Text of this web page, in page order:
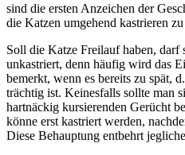
sind die ersten Anzeichen der
die Katzen umgehend kastrieren zu
Soll die Katze Freilauf haben, darf
unkastriert, denn häufig wird das
bemerkt, wenn es bereits zu spät,
trächtig ist. Keinesfalls sollte man
hartnäckig kursierenden Gerücht
könne erst kastriert werden,
Diese Behauptung entbehrt